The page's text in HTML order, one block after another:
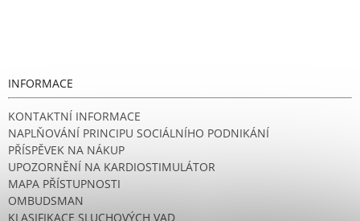
INFORMACE
KONTAKTNÍ INFORMACE
NAPLŇOVÁNÍ PRINCIPU SOCIÁLNÍHO PODNIKÁNÍ
PŘÍSPĚVEK NA NÁKUP
UPOZORNĚNÍ NA KARDIOSTIMULÁTOR
MAPA PŘÍSTUPNOSTI
OMBUDSMAN
KLASIFIKACE SLUCHOVÝCH VAD